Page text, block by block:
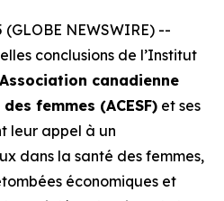
(GLOBE NEWSWIRE) --
conclusions de l’Institut
canadienne
femmes (ACESF) et ses
leur appel à un
dans la santé des femmes,
économiques et